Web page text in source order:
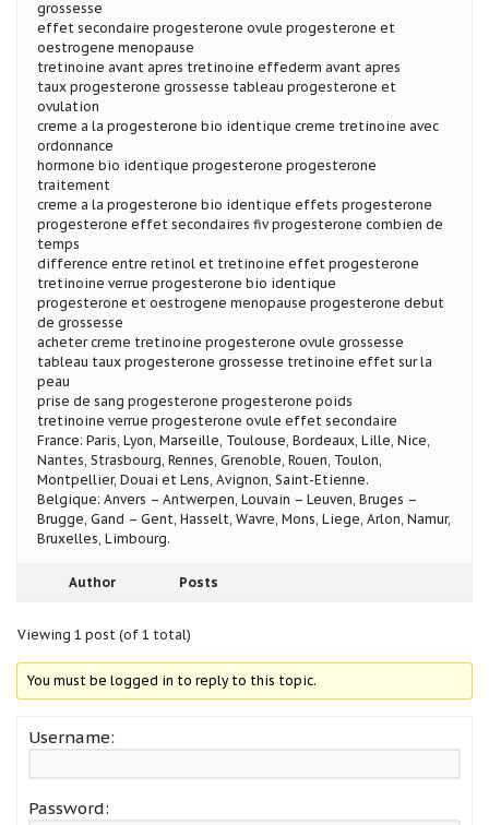
grossesse
effet secondaire progesterone ovule progesterone et
oestrogene menopause
tretinoine avant apres tretinoine effederm avant apres
taux progesterone grossesse tableau progesterone et
ovulation
creme a la progesterone bio identique creme tretinoine avec
ordonnance
hormone bio identique progesterone progesterone
traitement
creme a la progesterone bio identique effets progesterone
progesterone effet secondaires fiv progesterone combien de
temps
difference entre retinol et tretinoine effet progesterone
tretinoine verrue progesterone bio identique
progesterone et oestrogene menopause progesterone debut
de grossesse
acheter creme tretinoine progesterone ovule grossesse
tableau taux progesterone grossesse tretinoine effet sur la
peau
prise de sang progesterone progesterone poids
tretinoine verrue progesterone ovule effet secondaire
France: Paris, Lyon, Marseille, Toulouse, Bordeaux, Lille, Nice,
Nantes, Strasbourg, Rennes, Grenoble, Rouen, Toulon,
Montpellier, Douai et Lens, Avignon, Saint-Etienne.
Belgique: Anvers – Antwerpen, Louvain – Leuven, Bruges –
Brugge, Gand – Gent, Hasselt, Wavre, Mons, Liege, Arlon, Namur,
Bruxelles, Limbourg.
Author Posts
Viewing 1 post (of 1 total)
You must be logged in to reply to this topic.
Username:
Password: